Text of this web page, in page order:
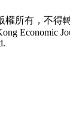
所有，不得轉
Economic